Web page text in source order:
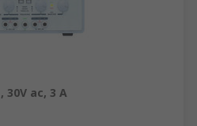
されます。これは、入力
する出力電圧の変化を
するための測定です。
、負荷が増減しても出
, 30V ac, 3 A